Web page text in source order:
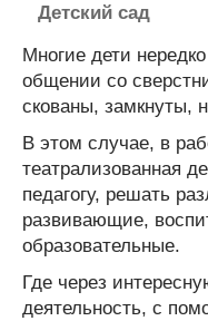
Детский сад
Многие дети
общении со
скованы, замкнуты,
В этом случае, в
театрализованная
педагогу, решать
развивающие,
образовательные.
Где через
деятельность, с